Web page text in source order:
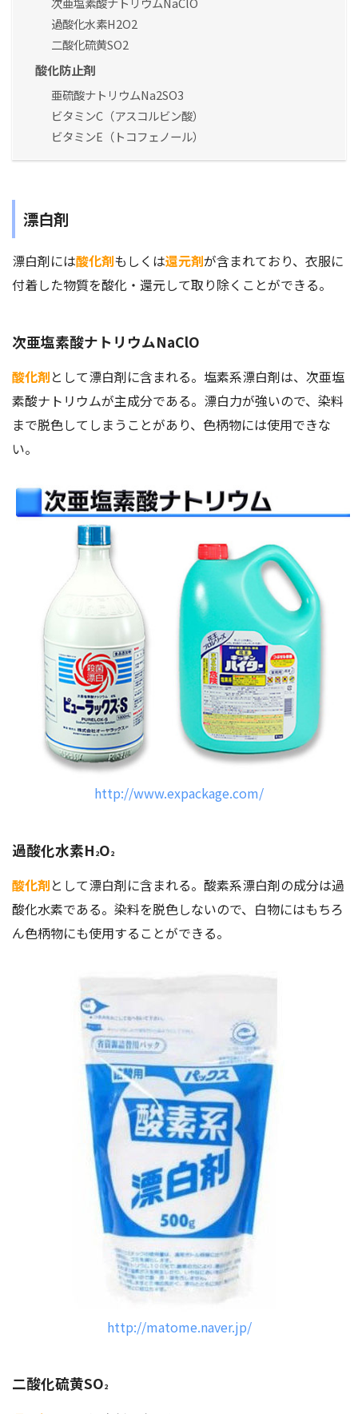
過酸化水素H2O2
二酸化硫黄SO2
酸化防止剤
亜硫酸ナトリウムNa2SO3
ビタミンC（アスコルビン酸）
ビタミンE（トコフェノール）
漂白剤
漂白剤には酸化剤もしくは還元剤が含まれており、衣服に
付着した物質を酸化・還元して取り除くことができる。
次亜塩素酸ナトリウムNaClO
酸化剤として漂白剤に含まれる。塩素系漂白剤は、次亜塩
素酸ナトリウムが主成分である。漂白力が強いので、染料
まで脱色してしまうことがあり、色柄物には使用できな
い。
http://www.expackage.com/
過酸化水素H 2O2
酸化剤として漂白剤に含まれる。酸素系漂白剤の成分は過
酸化水素である。染料を脱色しないので、白物にはもちろ
ん色柄物にも使用することができる。
http://matome.naver.jp/
二酸化硫黄SO2